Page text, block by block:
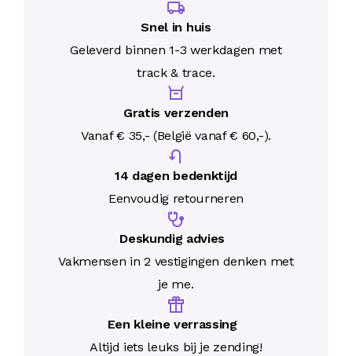
Snel in huis
Geleverd binnen 1-3 werkdagen met
track & trace.
Gratis verzenden
Vanaf € 35,- (België vanaf € 60,-).
14 dagen bedenktijd
Eenvoudig retourneren
Deskundig advies
Vakmensen in 2 vestigingen denken met
je me.
Een kleine verrassing
Altijd iets leuks bij je zending!